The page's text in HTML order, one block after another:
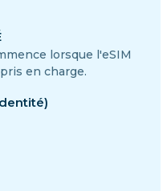
lorsque l'eSIM
en charge.